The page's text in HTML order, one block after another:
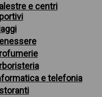
e centri
e telefonia